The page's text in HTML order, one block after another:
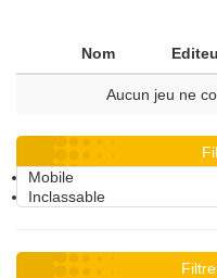
Nom
Aucun jeu ne
Mobile
Inclassable